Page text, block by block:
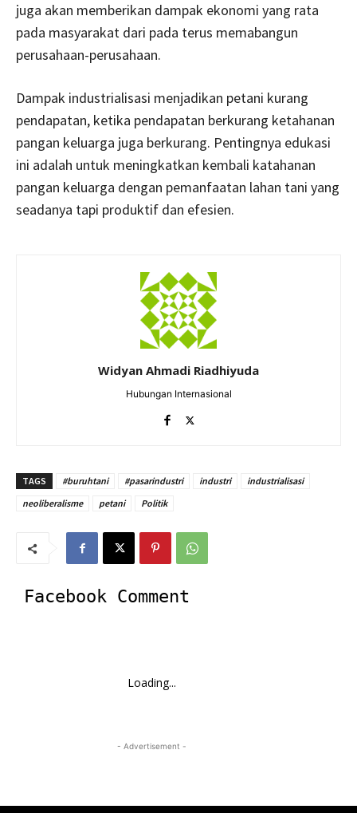
juga akan memberikan dampak ekonomi yang rata
pada masyarakat dari pada terus memabangun
perusahaan-perusahaan.
Dampak industrialisasi menjadikan petani kurang
pendapatan, ketika pendapatan berkurang ketahanan
pangan keluarga juga berkurang. Pentingnya edukasi
ini adalah untuk meningkatkan kembali katahanan
pangan keluarga dengan pemanfaatan lahan tani yang
seadanya tapi produktif dan efesien.
Widyan Ahmadi Riadhiyuda
Hubungan Internasional
TAGS #buruhtani #pasarindustri industri
industrialisasi
neoliberalisme
petani Politik
Facebook Comment
Loading...
- Advertisement -